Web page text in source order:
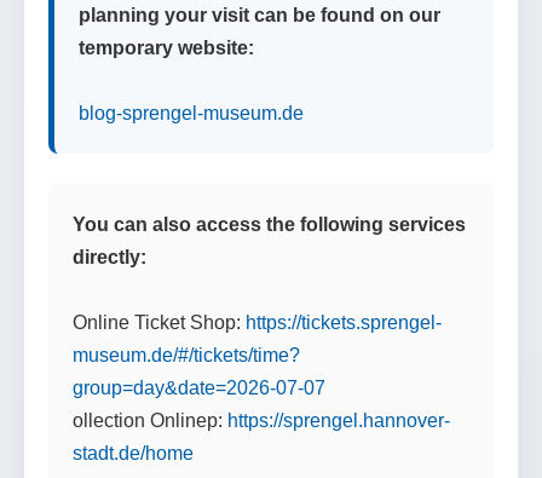
planning your visit can be found on our
temporary website:
blog-sprengel-museum.de
You can also access the following services
directly:
Online Ticket Shop: https://tickets.sprengel-
museum.de/#/tickets/time?
group=day&date=2026-07-07
ollection Onlinep: https://sprengel.hannover-
stadt.de/home